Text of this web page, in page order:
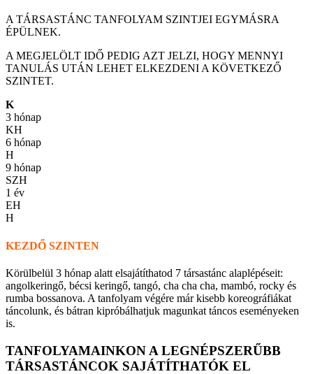
A TÁRSASTÁNC TANFOLYAM SZINTJEI EGYMÁSRA
ÉPÜLNEK.
A MEGJELÖLT IDŐ PEDIG AZT JELZI, HOGY MENNYI
TANULÁS UTÁN LEHET ELKEZDENI A KÖVETKEZŐ
SZINTET.
K
3 hónap
KH
6 hónap
H
9 hónap
SZH
1 év
EH
H
KEZDŐ SZINTEN
Körülbelül 3 hónap alatt elsajátíthatod 7 társastánc alaplépéseit:
angolkeringő, bécsi keringő, tangó, cha cha cha, mambó, rocky és
rumba bossanova. A tanfolyam végére már kisebb koreográfiákat
táncolunk, és bátran kipróbálhatjuk magunkat táncos eseményeken
is.
TANFOLYAMAINKON A LEGNÉPSZERŰBB
TÁRSASTÁNCOK SAJÁTÍTHATÓK EL